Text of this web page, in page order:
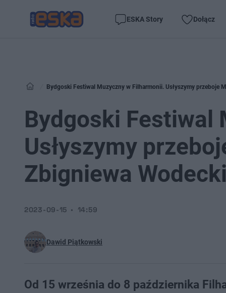
ESKA Story Dołącz
Bydgoski Festiwal Muzyczny w Filharmonii. Usłyszymy przeboje
Bydgoski Festiwal
Usłyszymy
Zbigniewa
Dawid Piątkowski
2023-09-15 14:59
Od 15 września do 8 października